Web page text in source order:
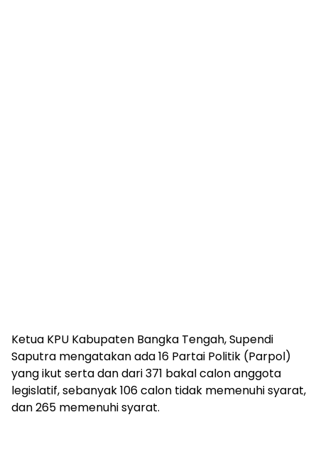
Ketua KPU Kabupaten Bangka Tengah, Supendi
Saputra mengatakan ada 16 Partai Politik (Parpol)
yang ikut serta dan dari 371 bakal calon anggota
legislatif, sebanyak 106 calon tidak memenuhi syarat,
dan 265 memenuhi syarat.